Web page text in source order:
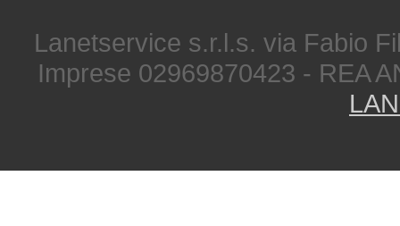
Lanetservice s.r.l.s. via Fabio
Imprese 02969870423 - REA